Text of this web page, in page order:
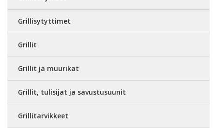
Grillisytyttimet
Grillit
Grillit ja muurikat
Grillit, tulisijat ja savustusuunit
Grillitarvikkeet